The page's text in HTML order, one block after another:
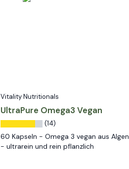
Vitality Nutritionals
UltraPure Omega3 Vegan
(14)
60 Kapseln - Omega 3 vegan aus Algen
- ultrarein und rein pflanzlich